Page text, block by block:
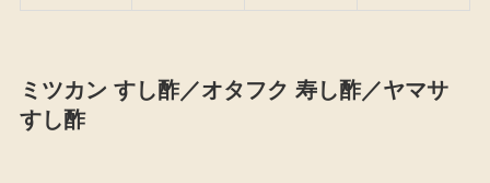
ミツカン すし酢／オタフク 寿し酢／ヤマサ
すし酢